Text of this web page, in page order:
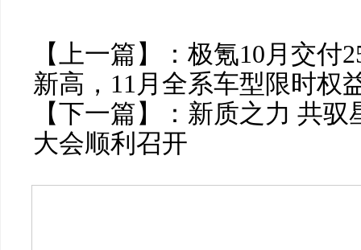
【上一篇】： 极氪10月交付
新高，11月全系车型限时权
【下一篇】： 新质之力 共驭
大会顺利召开